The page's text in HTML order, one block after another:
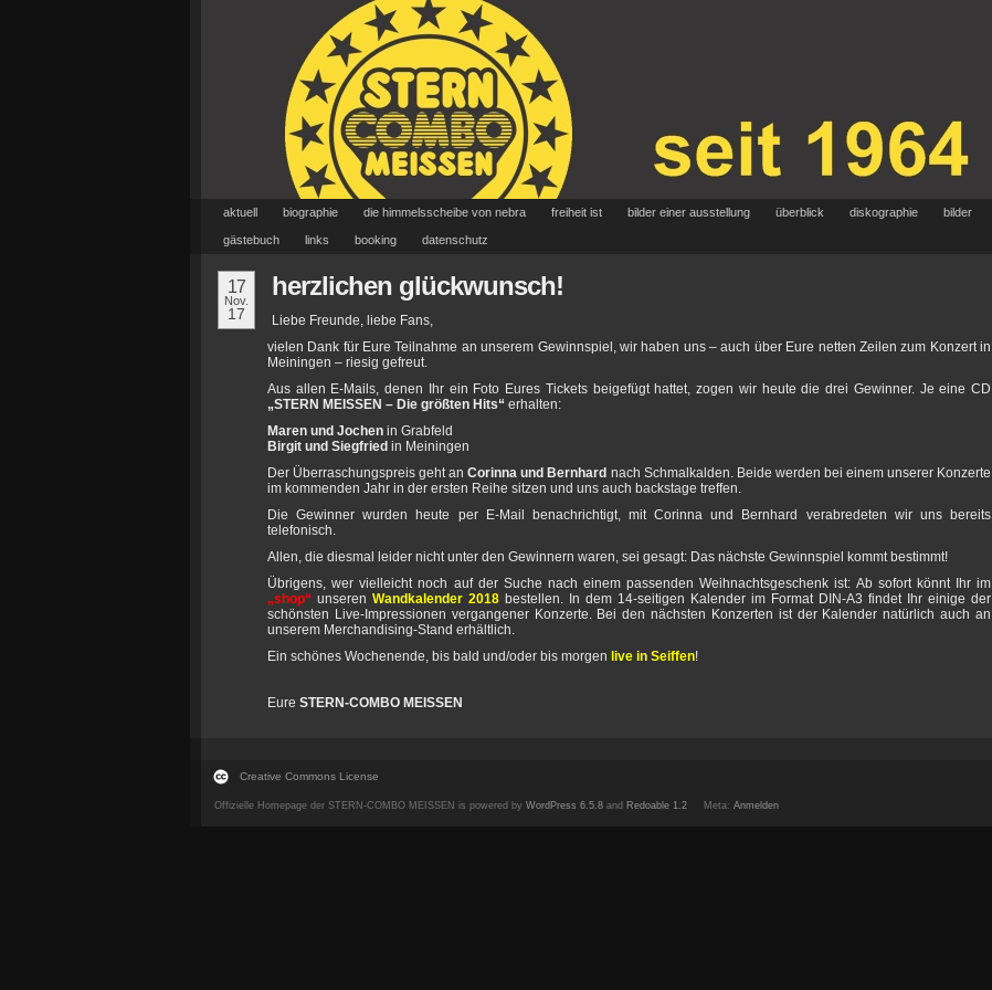
aktuell biographie die himmelsscheibe von nebra freiheit ist bilder einer ausstellung überblick diskographie bilder
gästebuch links booking datenschutz
17
Nov.
17
herzlichen glückwunsch!
Liebe Freunde, liebe Fans,
vielen Dank für Eure Teilnahme an unserem Gewinnspiel, wir haben uns – auch über Eure netten Zeilen zum Konzert in
Meiningen – riesig gefreut.
Aus allen E-Mails, denen Ihr ein Foto Eures Tickets beigefügt hattet, zogen wir heute die drei Gewinner. Je eine CD
„STERN MEISSEN – Die größten Hits“ erhalten:
Maren und Jochen in Grabfeld
Birgit und Siegfried in Meiningen
Der Überraschungspreis geht anCorinna und Bernhard nach Schmalkalden. Beide werden bei einem unserer Konzerte
im kommenden Jahr in der ersten Reihe sitzen und uns auch backstage treffen.
Die Gewinner wurden heute per E-Mail benachrichtigt, mit Corinna und Bernhard verabredeten wir uns bereits
telefonisch.
Allen, die diesmal leider nicht unter den Gewinnern waren, sei gesagt: Das nächste Gewinnspiel kommt bestimmt!
Übrigens, wer vielleicht noch auf der Suche nach einem passenden Weihnachtsgeschenk ist: Ab sofort könnt Ihr im
„shop“ unseren Wandkalender 2018 bestellen. In dem 14-seitigen Kalender im Format DIN-A3 findet Ihr einige der
schönsten Live-Impressionen vergangener Konzerte. Bei den nächsten Konzerten ist der Kalender natürlich auch an
unserem Merchandising-Stand erhältlich.
Ein schönes Wochenende, bis bald und/oder bis morgen live in Seiffen!
Eure STERN-COMBO MEISSEN
Creative Commons License
Offizielle Homepage der STERN-COMBO MEISSEN is powered by WordPress 6.5.8 and Redoable 1.2 Meta: Anmelden